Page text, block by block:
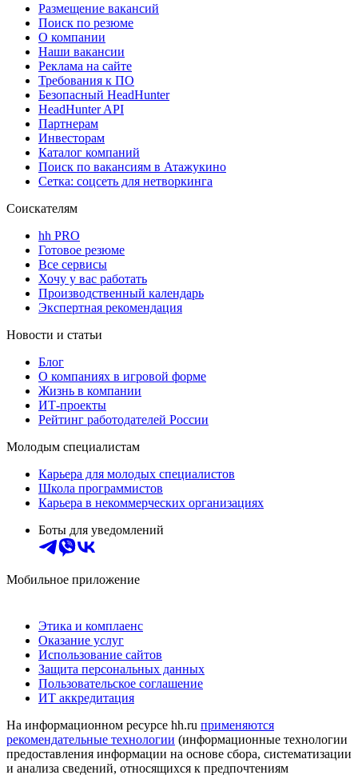
Размещение вакансий
Поиск по резюме
О компании
Наши вакансии
Реклама на сайте
Требования к ПО
Безопасный HeadHunter
HeadHunter API
Партнерам
Инвесторам
Каталог компаний
Поиск по вакансиям в Атажукино
Сетка: соцсеть для нетворкинга
Соискателям
hh PRO
Готовое резюме
Все сервисы
Хочу у вас работать
Производственный календарь
Экспертная рекомендация
Новости и статьи
Блог
О компаниях в игровой форме
Жизнь в компании
ИТ-проекты
Рейтинг работодателей России
Молодым специалистам
Карьера для молодых специалистов
Школа программистов
Карьера в некоммерческих организациях
Боты для уведомлений
Мобильное приложение
Этика и комплаенс
Оказание услуг
Использование сайтов
Защита персональных данных
Пользовательское соглашение
ИТ аккредитация
На информационном ресурсе hh.ru применяются
рекомендательные технологии (информационные технологии
предоставления информации на основе сбора, систематизации
и анализа сведений, относящихся к предпочтениям